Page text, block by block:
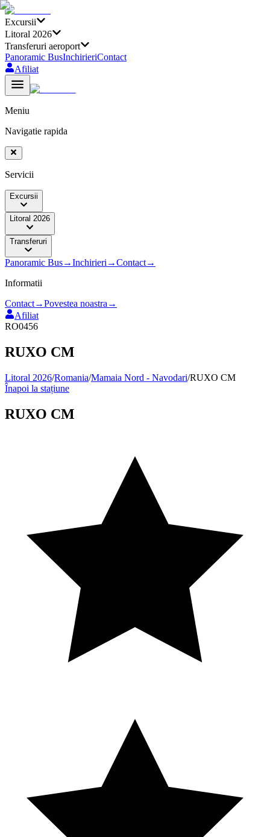
Excursii
Litoral 2026
Transferuri aeroport
Panoramic BusInchirieriContact
Afiliat
Meniu
Navigatie rapida
Servicii
Excursii
Litoral 2026
Transferuri
Panoramic Bus→Inchirieri →Contact→
Informatii
Contact→Povestea noastra →
Afiliat
RO0456
RUXO CM
Litoral 2026/Romania/Mamaia Nord - Navodari/RUXO CM
Înapoi la stațiune
RUXO CM